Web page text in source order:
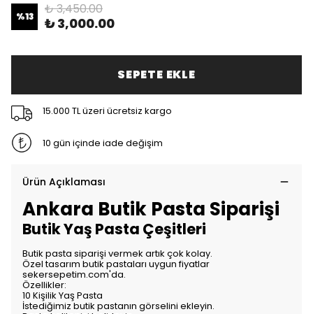
%13 ₺ 3,450.00
₺ 3,000.00
SEPETE EKLE
15.000 TL üzeri ücretsiz kargo
10 gün içinde iade değişim
Ürün Açıklaması
Ankara Butik Pasta Siparişi
Butik Yaş Pasta Çeşitleri
Butik pasta siparişi vermek artık çok kolay.
Özel tasarım butik pastaları uygun fiyatlar
sekersepetim.com'da.
Özellikler:
10 Kişilik Yaş Pasta
İstediğimiz butik pastanın görselini ekleyin.